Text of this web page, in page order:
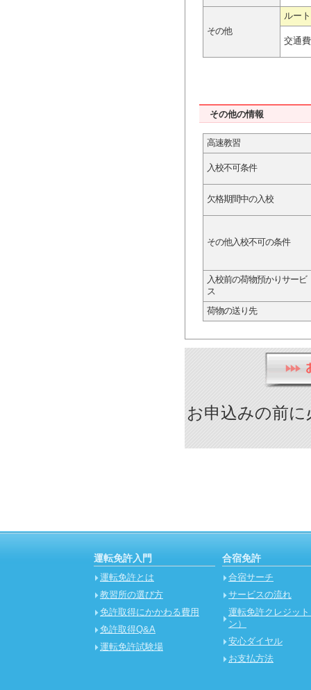
その他
ルート
交通
その他の情報
高速教習
入校不可条件
欠格期間中の入校
その他入校不可の条件
入校前の荷物預かりサービ
ス
荷物の送り先
お申込みの前
運転免許入門
運転免許とは
教習所の選び方
免許取得にかかわる費用
免許取得Q&A
運転免許試験場
合宿免許
合宿サーチ
サービスの流れ
運転免許クレジッ
ン）
安心ダイヤル
お支払方法